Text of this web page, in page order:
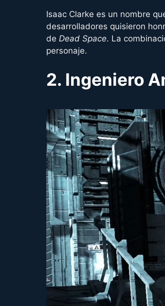
Isaac Clarke es un nombre
desarrolladores quisieron
de Dead Space. La
personaje.
2. Ingeniero